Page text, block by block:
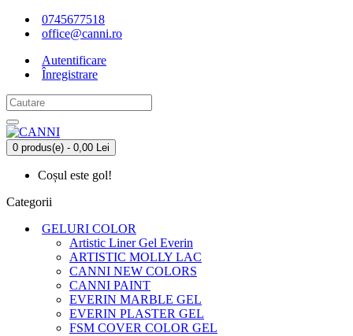
0745677518
office@canni.ro
Autentificare
Înregistrare
0 produs(e) - 0,00 Lei
Coșul este gol!
Categorii
GELURI COLOR
Artistic Liner Gel Everin
ARTISTIC MOLLY LAC
CANNI NEW COLORS
CANNI PAINT
EVERIN MARBLE GEL
EVERIN PLASTER GEL
FSM COVER COLOR GEL